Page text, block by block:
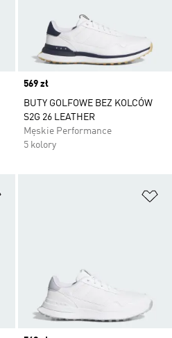
Price
569 zł
BUTY GOLFOWE BEZ KOLCÓW
S2G 26 LEATHER
Męskie Performance
5 kolory